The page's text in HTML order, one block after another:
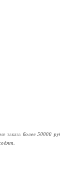
заказа более 50000